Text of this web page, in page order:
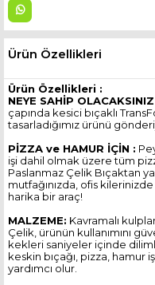
Ürün Özellikleri
Ürün Özellikleri :
NEYE SAHİP
çapında kesici bıçaklı
tasarladığımız ürünü
PİZZA ve HAMUR İÇİN :
işi dahil olmak üzere tüm
Paslanmaz Çelik Bıçaktan
mutfağınızda, ofis
harika bir araç!
MALZEME: Kavramalı
Çelik, ürünün kullanımını
kekleri saniyeler içinde
keskin bıçağı, pizza, hamur
yardımcı olur.